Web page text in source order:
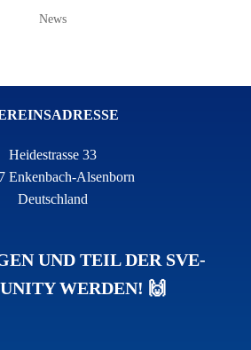
News
Heidestrasse 33
Enkenbach-Alsenborn
Deutschland
UND TEIL DER SVE-
WERDEN! 🙌